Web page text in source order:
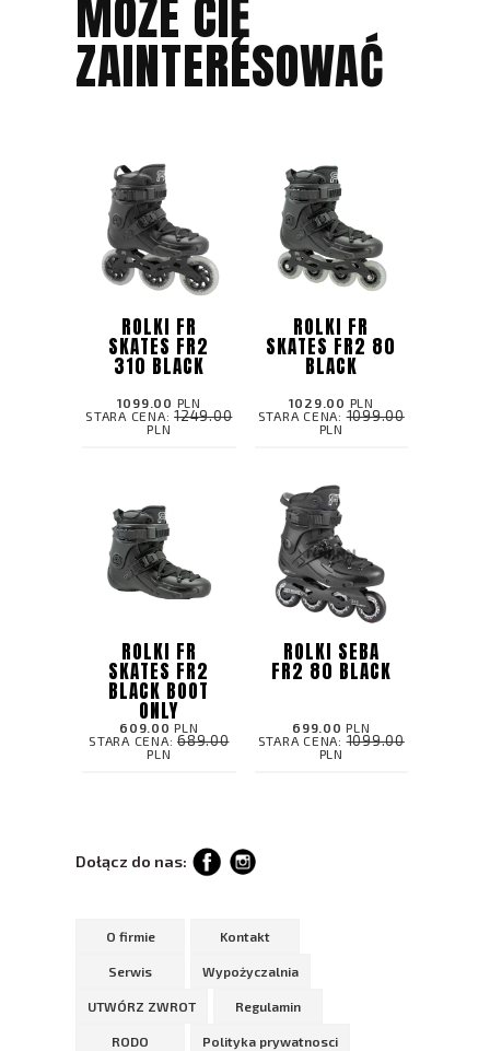
MOŻE CIĘ
ZAINTERESOWAĆ
ROLKI FR
SKATES FR2
310 BLACK
1099.00 PLN
STARA CENA:1249.00
PLN
ROLKI FR
SKATES FR2 80
BLACK
1029.00 PLN
STARA CENA:1099.00
PLN
ROLKI FR
SKATES FR2
BLACK BOOT
ONLY
609.00 PLN
STARA CENA: 689.00
PLN
ROLKI SEBA
FR2 80 BLACK
699.00 PLN
STARA CENA:1099.00
PLN
Dołącz do nas:
O firmie Kontakt
Serwis Wypożyczalnia
UTWÓRZ ZWROT Regulamin
RODO Polityka prywatnosci